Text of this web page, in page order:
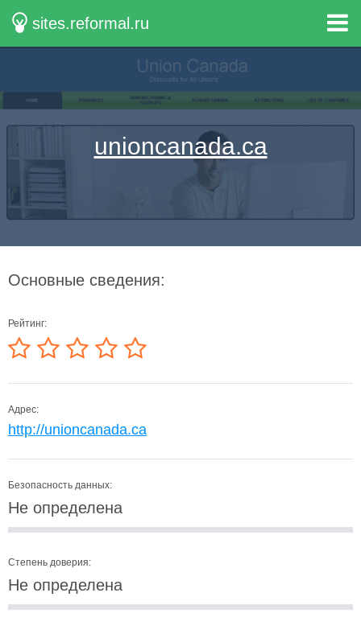
sites.reformal.ru
unioncanada.ca
Основные сведения:
Рейтинг:
Адрес:
http://unioncanada.ca
Безопасность данных:
Не определена
Степень доверия:
Не определена